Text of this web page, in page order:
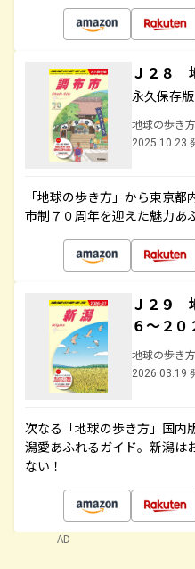
Ｊ２８
永久保存版
地球の歩き
2025.10.23
「地球の歩き方」から東京
市制７０周年を迎えた魅力あ
Ｊ２９
６～２０
地球の歩き
2026.03.19
次なる「地球の歩き方」国内
潟愛あふれるガイド。新潟は
ない！
AD